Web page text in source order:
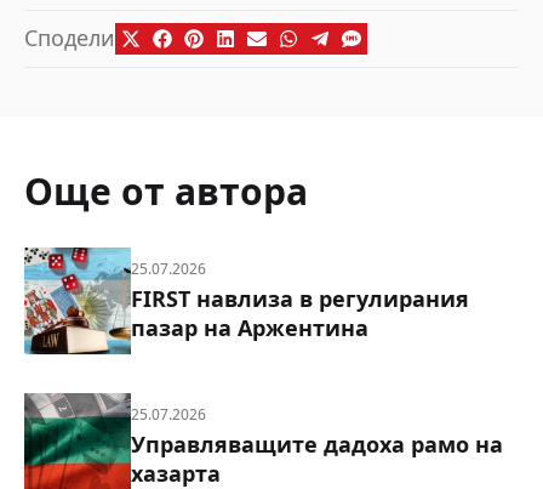
Сподели
Още от автора
25.07.2026
FIRST навлиза в регулирания
пазар на Аржентина
25.07.2026
Управляващите дадоха рамо на
хазарта